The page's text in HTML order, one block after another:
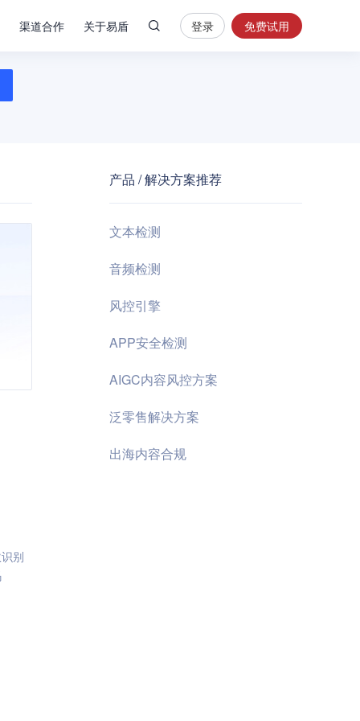
渠道合作 关于易盾
安
全
控
登录 免费试用
别
产品 / 解决方案推荐
文本检测
音频检测
风控引擎
APP安全检测
AIGC内容风控方案
泛零售解决方案
出海内容合规